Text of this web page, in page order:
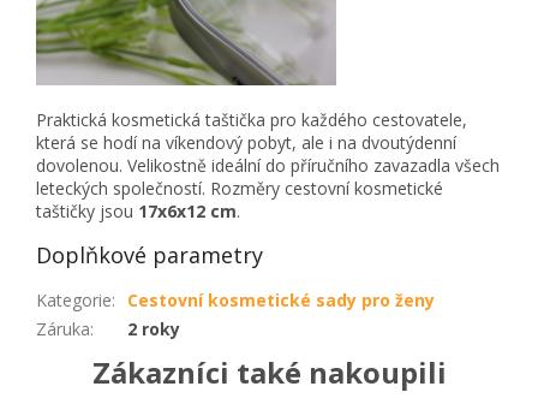
Praktická kosmetická taštička pro každého cestovatele,
která se hodí na víkendový pobyt, ale i na dvoutýdenní
dovolenou. Velikostně ideální do příručního zavazadla všech
leteckých společností. Rozměry cestovní kosmetické
taštičky jsou 17x6x12 cm.
Doplňkové parametry
Kategorie:
Cestovní kosmetické sady pro ženy
Záruka: 2 roky
Zákazníci také nakoupili